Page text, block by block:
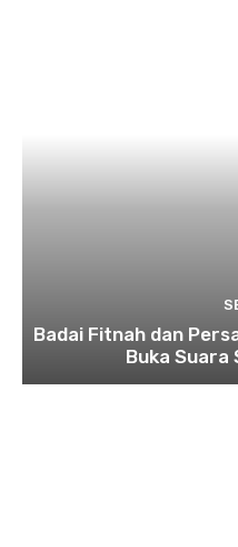
Badai Fitnah dan
Buka Suara